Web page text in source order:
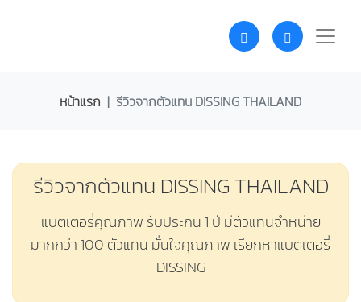
หน้าแรก รีวิวจากตัวแทน DISSING THAILAND
รีวิวจากตัวแทน DISSING THAILAND
แบตเตอรี่คุณภาพ รับประกัน 1 ปี มีตัวแทนจำหน่าย
มากกว่า 100 ตัวแทน มั่นใจคุณภาพ เรียกหาแบตเตอรี่
DISSING